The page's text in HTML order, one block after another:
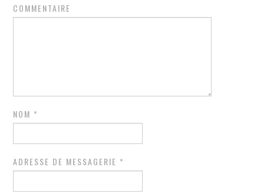
COMMENTAIRE
NOM *
ADRESSE DE MESSAGERIE *